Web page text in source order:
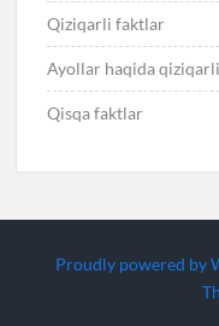
Qiziqarli faktlar
Ayollar haqida
Qisqa faktlar
Proudly powered by